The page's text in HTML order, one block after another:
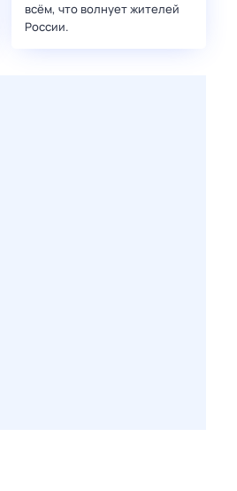
всём, что волнует жителей
России.